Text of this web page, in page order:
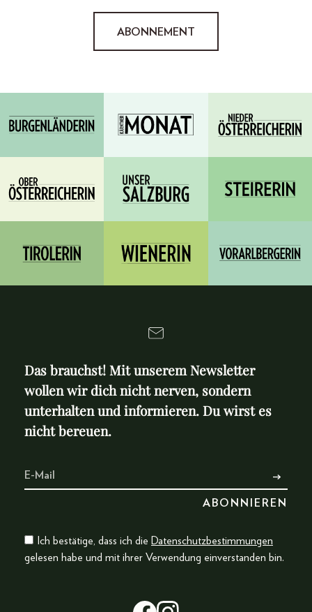
ABONNEMENT
Das brauchst! Mit unserem Newsletter
wollen wir dich nicht nerven, sondern
unterhalten und informieren. Du wirst es
nicht bereuen.
Ich bestätige, dass ich die Datenschutzbestimmungen
gelesen habe und mit ihrer Verwendung einverstanden bin.